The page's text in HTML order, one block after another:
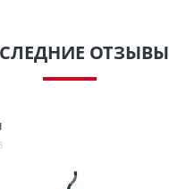
ОТЗЫВЫ